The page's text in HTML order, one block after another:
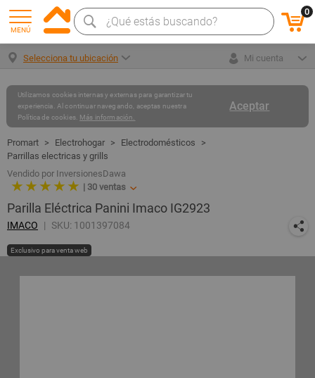
MENÚ
0
Selecciona tu ubicación Mi cuenta
Aceptar
Utilizamos cookies internas y externas para garantizar tu
experiencia. Al continuar navegando, aceptas nuestra
Política de cookies. Más información.
Electrohogar
Electrodomésticos
Parrillas electricas y grills
Vendido por InversionesDawa
★ ★ ★ ★ ★ | 30 ventas
Parilla Eléctrica Panini Imaco IG2923
IMACO SKU: 1001397084
Exclusivo para venta web